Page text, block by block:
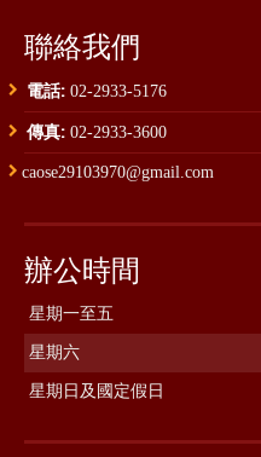
聯絡我們
電話: 02-2933-5176
傳真: 02-2933-3600
caose29103970@gmail.com
辦公時間
星期一至五
星期六
星期日及國定假日